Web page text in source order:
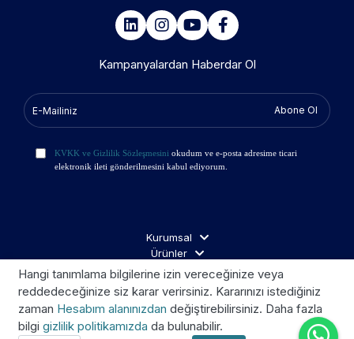
Kampanyalardan Haberdar Ol
Abone Ol
KVKK ve Gizlilik Sözleşmesini okudum ve e-posta adresime ticari
elektronik ileti gönderilmesini kabul ediyorum.
Kurumsal
Ürünler
İş Ortakları
Ziyaretçi Aydınlatma
Telif © 2026 Kroom. Tüm hakları saklıdır.
Hangi tanımlama bilgilerine izin vereceğinize veya
reddedeceğinize siz karar verirsiniz. Kararınızı istediğiniz
zaman Hesabım alanınızdan değiştirebilirsiniz. Daha fazla
bilgi gizlilik politikamızda da bulunabilir.